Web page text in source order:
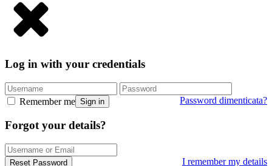
Log in with your credentials
Sign in
Remember me Password dimenticata?
Forgot your details?
Reset Password I remember my details